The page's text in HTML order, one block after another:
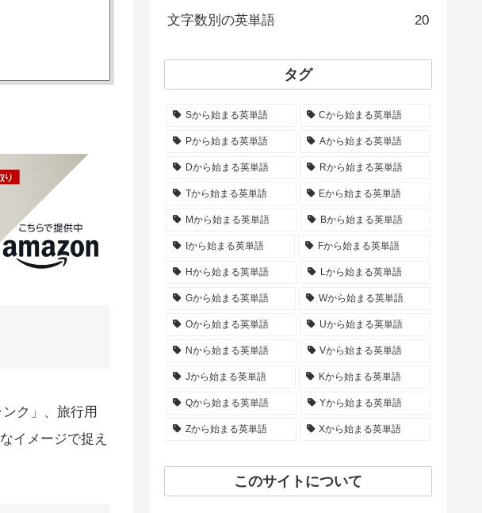
ク」、旅行用
イメージで捉え
文字数別の英単語
20
タグ
Sから始まる英単語 Cから始まる英単語
Pから始まる英単語 Aから始まる英単語
Dから始まる英単語 Rから始まる英単語
Tから始まる英単語 Eから始まる英単語
Mから始まる英単語 Bから始まる英単語
Iから始まる英単語 Fから始まる英単語
Hから始まる英単語 Lから始まる英単語
Gから始まる英単語 Wから始まる英単語
Oから始まる英単語 Uから始まる英単語
Nから始まる英単語 Vから始まる英単語
Jから始まる英単語 Kから始まる英単語
Qから始まる英単語 Yから始まる英単語
Zから始まる英単語 Xから始まる英単語
このサイトについて